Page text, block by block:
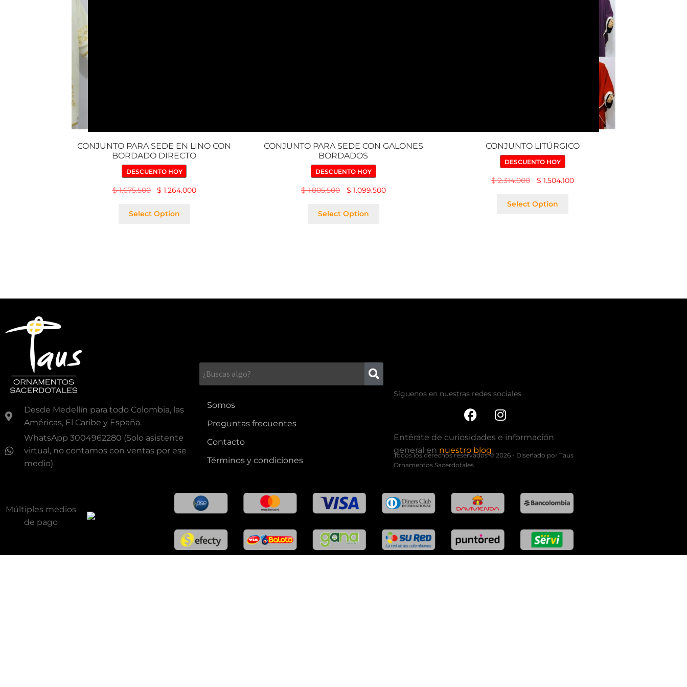
CONJUNTO PARA SEDE EN LINO CON
BORDADO DIRECTO
DESCUENTO HOY
$1.675.500 $ 1.264.000
Select Option
CONJUNTO PARA SEDE CON GALONES
BORDADOS
DESCUENTO HOY
$1.805.500 $ 1.099.500
Select Option
CONJUNTO LITÚRGICO
DESCUENTO HOY
$2.314.000 $ 1.504.100
Select Option
Desde Medellín para todo Colombia, las
Américas, El Caribe y España.
WhatsApp 3004962280 (Solo asistente
virtual, no contamos con ventas por ese
medio)
Somos
Preguntas frecuentes
Contacto
Términos y condiciones
Síguenos en nuestras redes sociales
Entérate de curiosidades e información
general en nuestro blog
Todos los derechos reservados © 2026 - Diseñado por Taus
Ornamentos Sacerdotales
Múltiples medios
de pago